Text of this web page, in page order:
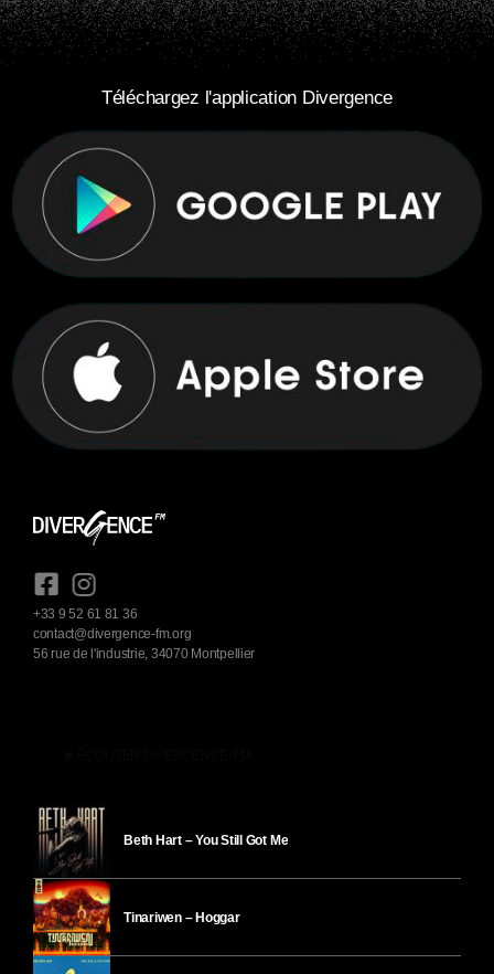
Téléchargez l'application Divergence
+33 9 52 61 81 36
contact@divergence-fm.org
56 rue de l'industrie, 34070 Montpellier
Beth Hart – You Still Got Me
Tinariwen – Hoggar